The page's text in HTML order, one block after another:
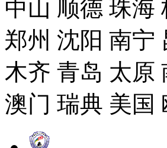
中山 顺德 珠海
郑州 沈阳 南宁
木齐 青岛 太原
澳门 瑞典 美国